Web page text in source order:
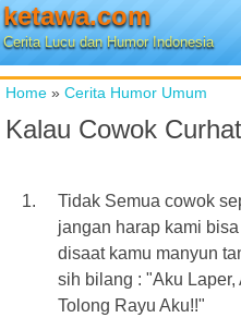
ketawa.com
Cerita Lucu dan Humor Indonesia
Home » Cerita Humor Umum
Kalau Cowok
Tidak Semua cowok
jangan harap kami
disaat kamu manyun
sih bilang : "Aku
Tolong Rayu Aku!!"